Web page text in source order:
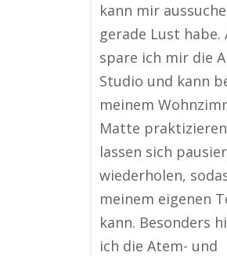
kann mir
gerade Lust habe.
spare ich mir die
Studio und kann
meinem
Matte
lassen sich
wiederholen,
meinem eigenen
kann. Besonders
ich die Atem- und